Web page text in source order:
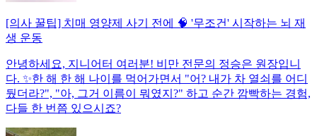
[의사 꿀팁] 치매 영양제 사기 전에 🧠 '무조건' 시작하는 뇌 재
생 운동
안녕하세요, 지니어터 여러분! 비만 전문의 정승은 원장입니
다. ✨한 해 한 해 나이를 먹어가면서 "어? 내가 차 열쇠를 어디
뒀더라?", "아, 그거 이름이 뭐였지?" 하고 순간 깜빡하는 경험,
다들 한 번쯤 있으시죠?